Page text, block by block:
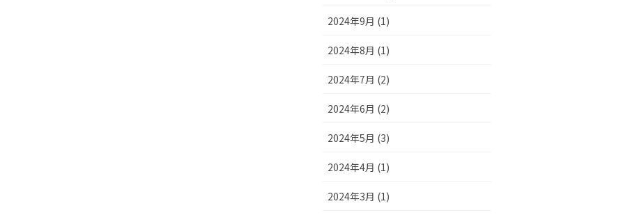
2024年9月 (1)
2024年8月 (1)
2024年7月 (2)
2024年6月 (2)
2024年5月 (3)
2024年4月 (1)
2024年3月 (1)